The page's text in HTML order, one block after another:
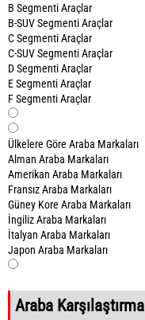
B Segmenti Araçlar
B-SUV Segmenti Araçlar
C Segmenti Araçlar
C-SUV Segmenti Araçlar
D Segmenti Araçlar
E Segmenti Araçlar
F Segmenti Araçlar
Ülkelere Göre Araba Markaları
Alman Araba Markaları
Amerikan Araba Markaları
Fransız Araba Markaları
Güney Kore Araba Markaları
İngiliz Araba Markaları
İtalyan Araba Markaları
Japon Araba Markaları
Araba Karşılaştırma